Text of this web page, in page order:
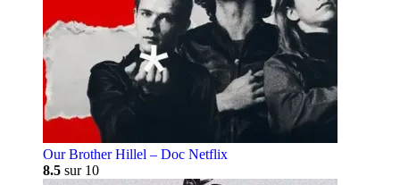
Our Brother Hillel – Doc Netflix
8.5 sur 10